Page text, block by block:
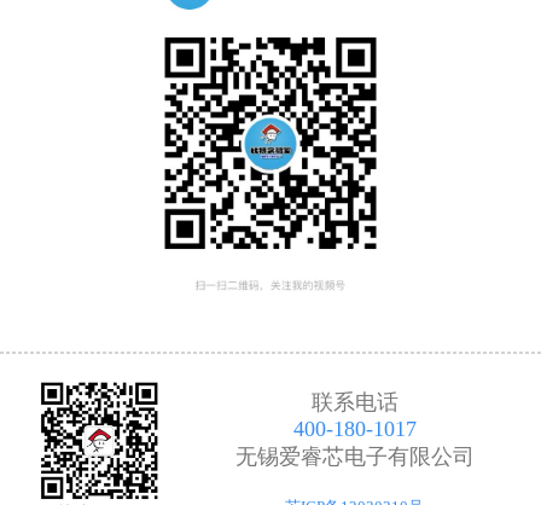
联系电话
400-180-1017
无锡爱睿芯电子有限公司